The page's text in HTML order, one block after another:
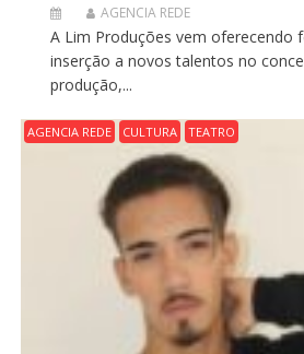
AGENCIA REDE
A Lim Produções vem oferecendo
inserção a novos talentos no
produção,...
AGENCIA REDE CULTURA TEATRO